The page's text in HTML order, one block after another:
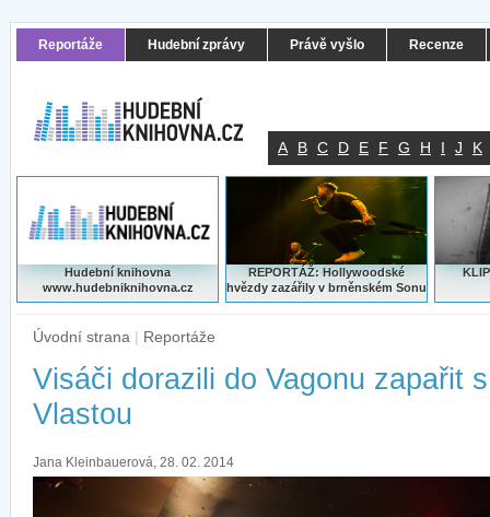
Reportáže Hudební zprávy Právě vyšlo Recenze
A B C D E F G H I J K
Hudební knihovna
www.hudebniknihovna.cz
REPORTÁŽ: Hollywoodské
hvězdy zazářily v brněnském Sonu
Úvodní strana | Reportáže
Visáči dorazili do Vagonu zapařit
Vlastou
Jana Kleinbauerová, 28. 02. 2014